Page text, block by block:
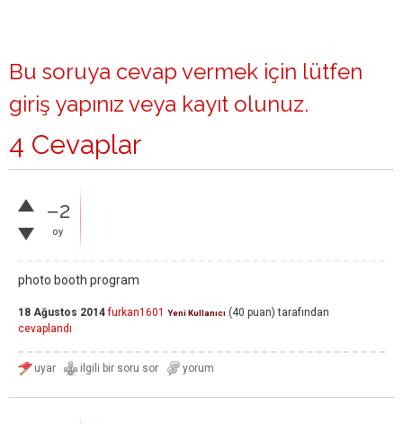
Bu soruya cevap vermek için lütfen
giriş yapınız veya kayıt olunuz.
4 Cevaplar
–2
oy
photo booth program
18 Ağustos 2014 furkan1601 Yeni Kullanıcı (40 puan) tarafından
cevaplandı